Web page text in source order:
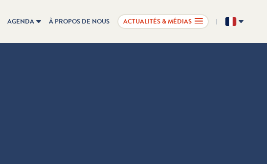
AGENDA À PROPOS DE NOUS ACTUALITÉS & MÉDIAS FR